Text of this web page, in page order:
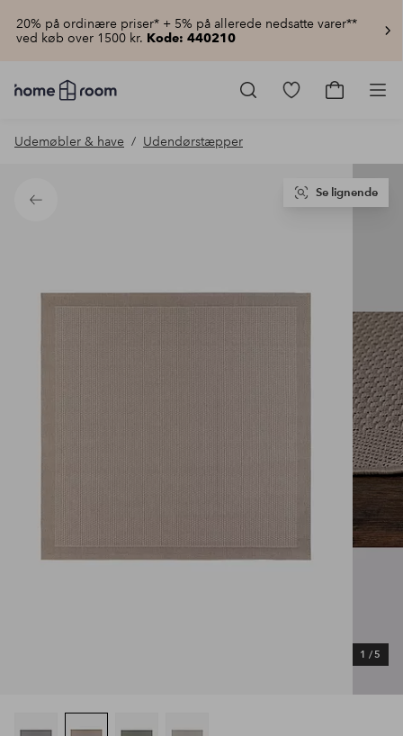
20% på ordinære priser* + 5% på allerede nedsatte varer**
ved køb over 1500 kr. Kode: 440210
Homeroom
–
hjemmet
pris
Gå
Gå
Udemøbler & have Udendørstæpper
Tilbage
1 /5
Se lignende